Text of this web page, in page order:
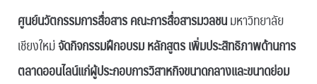
ศูนย์นวัตกรรมการสื่อสาร คณะการสื่อสารมวลชนมหาวิทยาลัย
เชียงใหม่จัดกิจกรรมฝึกอบรม หลักสูตร เพิ่มประสิทธิภาพด้านการ
ตลาดออนไลน์แก่ผู้ประกอบการวิสาหกิจขนาดกลางและขนาดย่อม